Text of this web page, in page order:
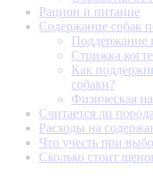
Рацион и питание
Содержание собак
Поддержание
Стрижка
Как
собаки?
Физическая
Считается ли
Расходы на
Что учесть при
Сколько стоит